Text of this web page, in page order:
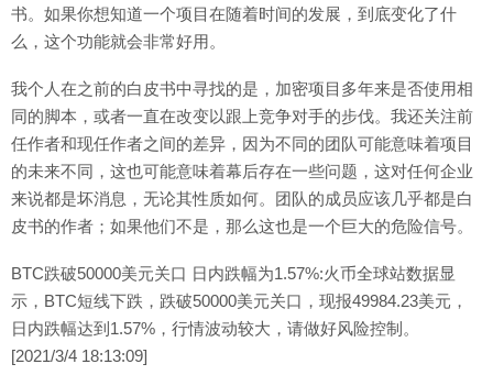
书。如果你想知道一个项目在随着时间的发展，到底变化了什
么，这个功能就会非常好用。
我个人在之前的白皮书中寻找的是，加密项目多年来是否使用相
同的脚本，或者一直在改变以跟上竞争对手的步伐。我还关注前
任作者和现任作者之间的差异，因为不同的团队可能意味着项目
的未来不同，这也可能意味着幕后存在一些问题，这对任何企业
来说都是坏消息，无论其性质如何。团队的成员应该几乎都是白
皮书的作者；如果他们不是，那么这也是一个巨大的危险信号。
BTC跌破50000美元关口 日内跌幅为1.57%:火币全球站数据显
示，BTC短线下跌，跌破50000美元关口，现报49984.23美元，
日内跌幅达到1.57%，行情波动较大，请做好风险控制。
[2021/3/4 18:13:09]